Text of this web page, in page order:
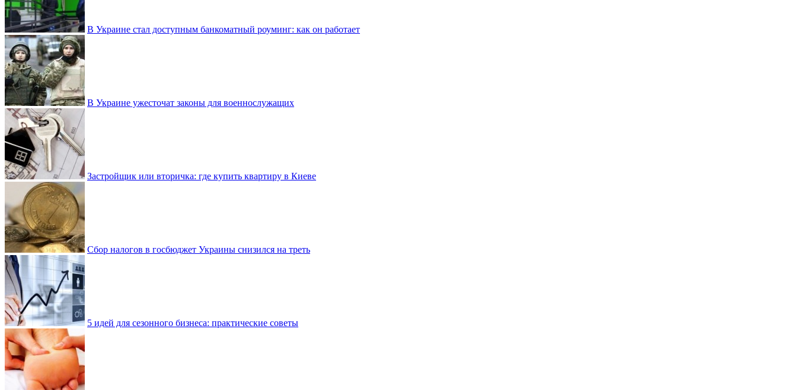
В Украине стал доступным банкоматный роуминг: как он работает
В Украине ужесточат законы для военнослужащих
Застройщик или вторичка: где купить квартиру в Киеве
Сбор налогов в госбюджет Украины снизился на треть
5 идей для сезонного бизнеса: практические советы